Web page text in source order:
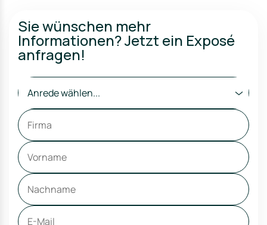
Sie wünschen mehr
Informationen? Jetzt ein Exposé
anfragen!
Anrede wählen...